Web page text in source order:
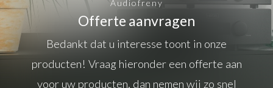
Audiofreny
Offerte aanvragen
Bedankt dat u interesse toont in onze
producten! Vraag hieronder een offerte aan
voor uw producten, dan nemen wij zo snel